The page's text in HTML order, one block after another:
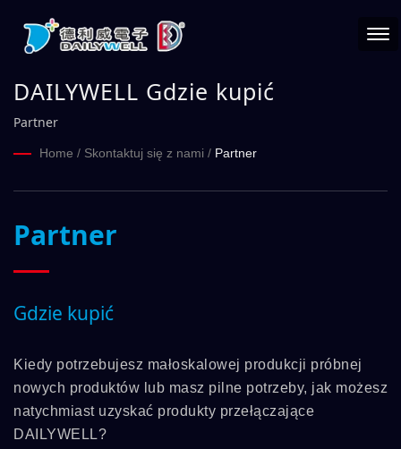
DAILYWELL Gdzie kupić
Partner
Home / Skontaktuj się z nami / Partner
Partner
Gdzie kupić
Kiedy potrzebujesz małoskalowej produkcji próbnej
nowych produktów lub masz pilne potrzeby, jak możesz
natychmiast uzyskać produkty przełączające
DAILYWELL?